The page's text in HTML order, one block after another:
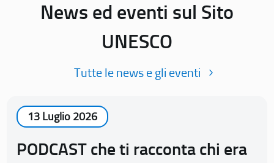
News ed eventi sul Sito
UNESCO
Tutte le news e gli eventi
13 Luglio 2026
PODCAST che ti racconta chi era